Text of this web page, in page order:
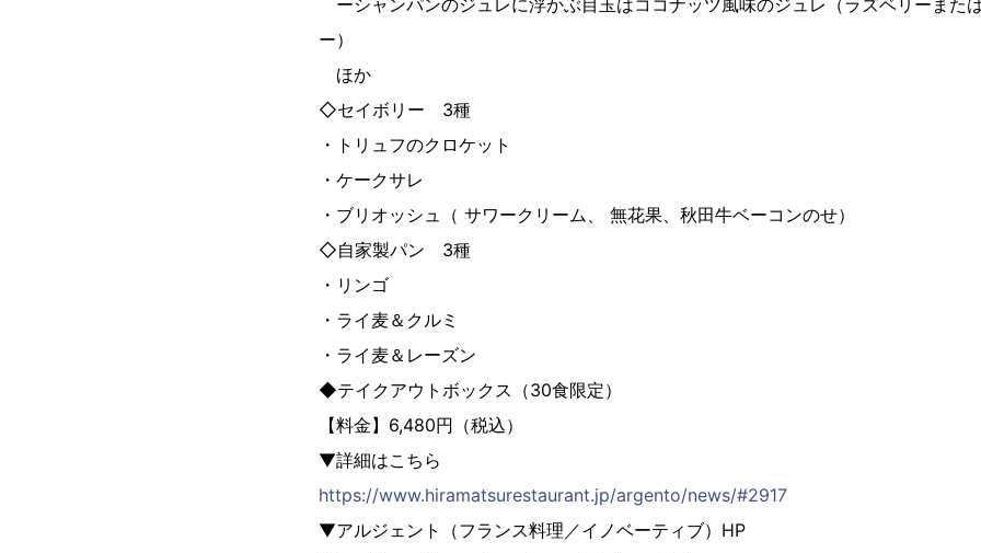
ーシャンパンのジュレに浮かぶ目玉はココナッツ風味のジュレ（ラズベリーまた
ー）
ほか
◇セイボリー 3種
・トリュフのクロケット
・ケークサレ
・ブリオッシュ（ サワークリーム、 無花果、秋田牛ベーコンのせ）
◇自家製パン 3種
・リンゴ
・ライ麦＆クルミ
・ライ麦＆レーズン
◆テイクアウトボックス（30食限定）
【料金】6,480円（税込）
▼詳細はこちら
https://www.hiramatsurestaurant.jp/argento/news/#2917
▼アルジェント（フランス料理／イノベーティブ）HP